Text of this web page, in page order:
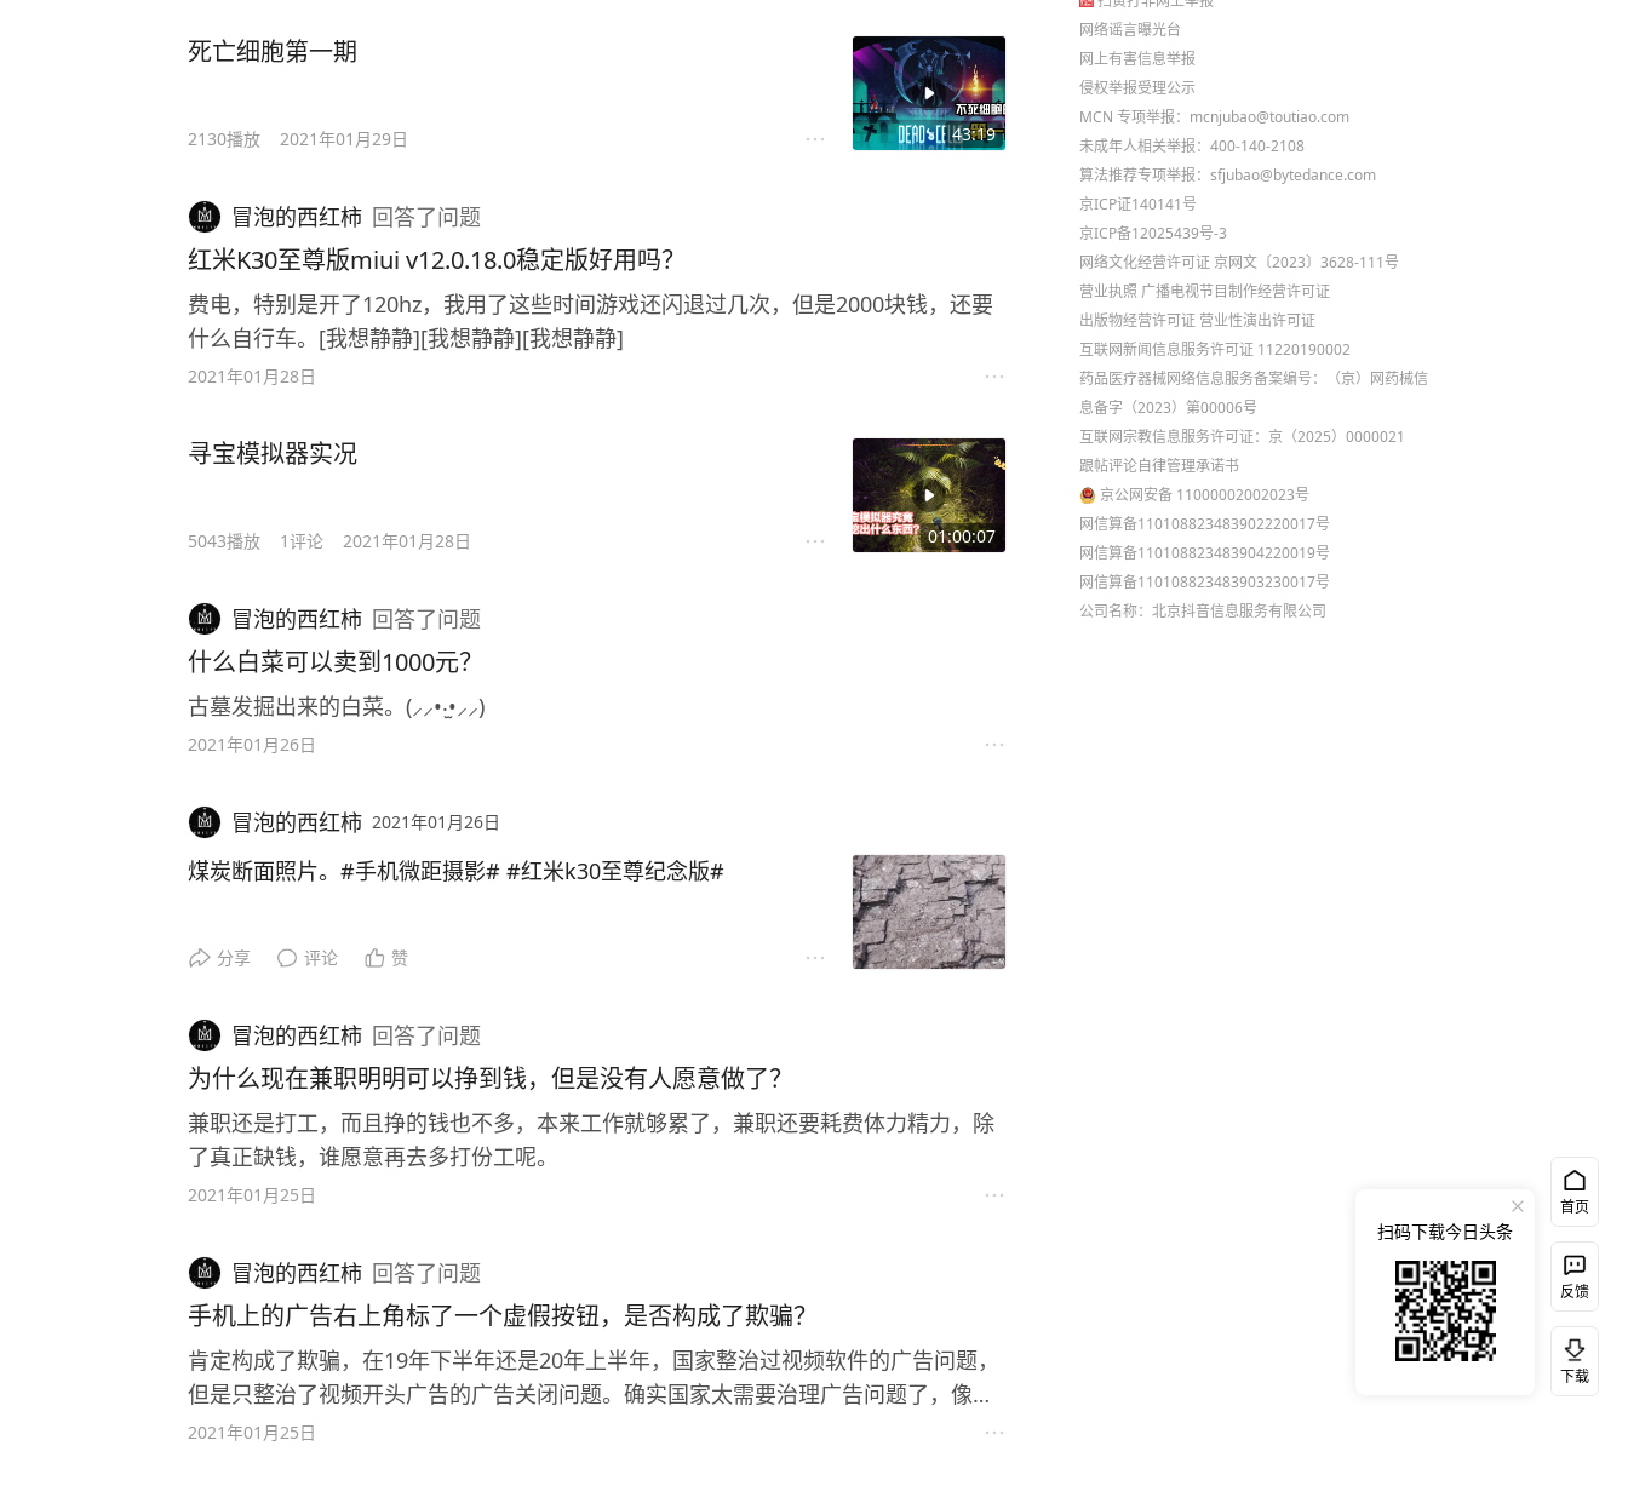
43:19
死亡细胞第一期
2130播放 2021年01月29日
冒泡的西红柿 回答了问题
红米K30至尊版miui v12.0.18.0稳定版好用吗？
费电，特别是开了120hz，我用了这些时间游戏还闪退过几次，但是2000块钱，还要
什么自行车。[我想静静][我想静静][我想静静]
2021年01月28日
01:00:07
寻宝模拟器实况
5043播放 1评论 2021年01月28日
冒泡的西红柿 回答了问题
什么白菜可以卖到1000元？
古墓发掘出来的白菜。(⸝⸝•‧̫•⸝⸝)
2021年01月26日
冒泡的西红柿 2021年01月26日
煤炭断面照片。#手机微距摄影# #红米k30至尊纪念版#
分享 评论 赞
冒泡的西红柿 回答了问题
为什么现在兼职明明可以挣到钱，但是没有人愿意做了？
兼职还是打工，而且挣的钱也不多，本来工作就够累了，兼职还要耗费体力精力，除
了真正缺钱，谁愿意再去多打份工呢。
2021年01月25日
冒泡的西红柿 回答了问题
手机上的广告右上角标了一个虚假按钮，是否构成了欺骗？
肯定构成了欺骗，在19年下半年还是20年上半年，国家整治过视频软件的广告问题，
但是只整治了视频开头广告的广告关闭问题。确实国家太需要治理广告问题了，像正
版软件可能治理会简单一些，但是本来盗版就不好整治，更别说整治盗版软件的广告
2021年01月25日
网络谣言曝光台
网上有害信息举报
侵权举报受理公示
MCN 专项举报：mcnjubao@toutiao.com
未成年人相关举报：400-140-2108
算法推荐专项举报：sfjubao@bytedance.com
京ICP证140141号
京ICP备12025439号-3
网络文化经营许可证 京网文〔2023〕3628-111号
营业执照 广播电视节目制作经营许可证
出版物经营许可证 营业性演出许可证
互联网新闻信息服务许可证 11220190002
药品医疗器械网络信息服务备案编号：（京）网药械信
息备字（2023）第00006号
互联网宗教信息服务许可证：京（2025）0000021
跟帖评论自律管理承诺书
京公网安备 11000002002023号
网信算备110108823483902220017号
网信算备110108823483904220019号
网信算备110108823483903230017号
公司名称：北京抖音信息服务有限公司
首页
反馈
下载
扫码下载今日头条